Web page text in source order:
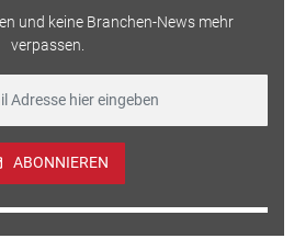
und keine Branchen-News mehr
verpassen.
ABONNIEREN